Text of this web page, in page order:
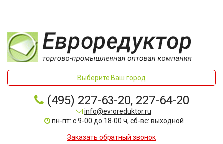
Выберите Ваш город
(495) 227-63-20, 227-64-20
info@evroreduktor.ru
пн-пт: с 9-00 до 18-00 ч, сб-вс: выходной
Заказать обратный звонок